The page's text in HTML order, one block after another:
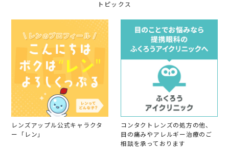
トピックス
レンズアップル公式キャラクタ
ー「レン」
コンタクトレンズの処方の他、
目の痛みやアレルギー治療のご
相談を承っております